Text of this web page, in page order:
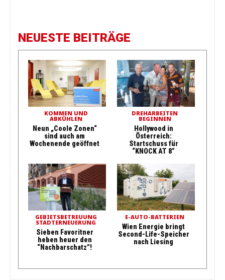
NEUESTE BEITRÄGE
KOMMEN UND
ABKÜHLEN
Neun „Coole Zonen“
sind auch am
Wochenende geöffnet
DREHARBEITEN
BEGINNEN
Hollywood in
Österreich:
Startschuss für
“KNOCK AT 8”
GEBIETSBETREUUNG
STADTERNEUERUNG
Sieben Favoritner
heben heuer den
“Nachbarschatz”!
E-AUTO-BATTERIEN
Wien Energie bringt
Second-Life-Speicher
nach Liesing